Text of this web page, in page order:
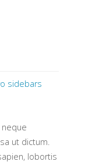
sidebars
ut dictum.
lobortis